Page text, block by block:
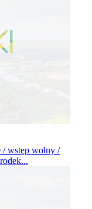
/ wstęp wolny /